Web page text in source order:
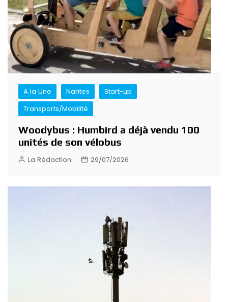
A la Une Nantes
Start-up
Transports/Mobilité
Woodybus : Humbird a déjà vendu 100
unités de son vélobus
La Rédaction 29/07/2026